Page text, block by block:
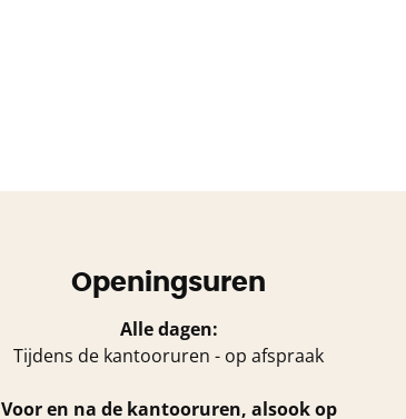
Openingsuren
Alle dagen:
Tijdens de kantooruren - op afspraak
Voor en na de kantooruren, alsook op